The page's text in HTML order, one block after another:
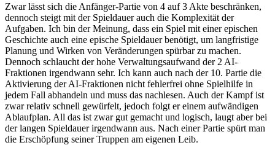
Zwar lässt sich die Anfänger-Partie von 4 auf 3 Akte beschränken,
dennoch steigt mit der Spieldauer auch die Komplexität der
Aufgaben. Ich bin der Meinung, dass ein Spiel mit einer epischen
Geschichte auch eine epische Spieldauer benötigt, um langfristige
Planung und Wirken von Veränderungen spürbar zu machen.
Dennoch schlaucht der hohe Verwaltungsaufwand der 2 AI-
Fraktionen irgendwann sehr. Ich kann auch nach der 10. Partie die
Aktivierung der AI-Fraktionen nicht fehlerfrei ohne Spielhilfe in
jedem Fall abhandeln und muss das nachlesen. Auch der Kampf ist
zwar relativ schnell gewürfelt, jedoch folgt er einem aufwändigen
Ablaufplan. All das ist zwar gut gemacht und logisch, laugt aber bei
der langen Spieldauer irgendwann aus. Nach einer Partie spürt man
die Erschöpfung seiner Truppen am eigenen Leib.